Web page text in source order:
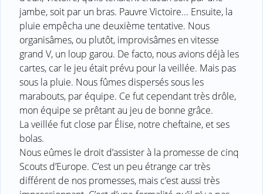
jambe, soit par un bras. Pauvre Victoire... Ensuite, la
pluie empêcha une deuxième tentative. Nous
organisâmes, ou plutôt, improvisâmes en vitesse
grand V, un loup garou. De facto, nous avions déjà les
cartes, car le jeu était prévu pour la veillée. Mais pas
sous la pluie. Nous fûmes dispersés sous les
marabouts, par équipe. Ce fut cependant très drôle,
mon équipe se prêtant au jeu de bonne grâce.
La veillée fut close par Élise, notre cheftaine, et ses
bolas.
Nous eûmes le droit d’assister à la promesse de cinq
Scouts d’Europe. C’est un peu étrange car très
différent de nos promesses, mais c’est aussi très